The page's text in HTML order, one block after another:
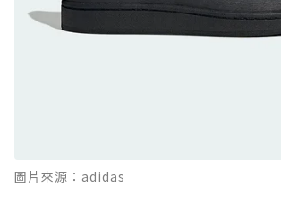
防水鞋推薦 11. On
感軟彈、搭載 Missiongrip™ 的防
Boot：馬汀首款雨靴登場，經典
圖片來源：adidas